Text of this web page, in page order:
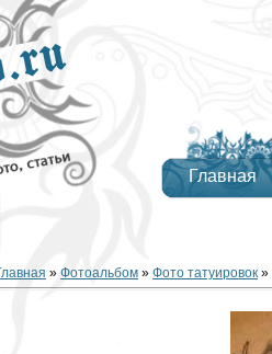
Главная
» Фотоальбом » Фото татуировок »